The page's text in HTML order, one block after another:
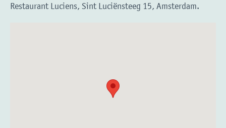
Restaurant Luciens, Sint Luciënsteeg 15, Amsterdam.